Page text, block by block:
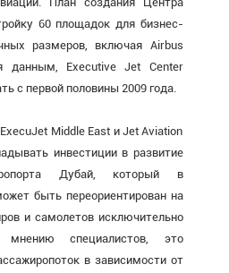
60 площадок для бизнес-
размеров, включая Airbus
Executive Jet Center
с первой половины 2009 года.
Middle East и Jet Aviation
инвестиции в развитие
Дубай, который в
быть переориентирован на
и самолетов исключительно
мнению специалистов, это
в зависимости от